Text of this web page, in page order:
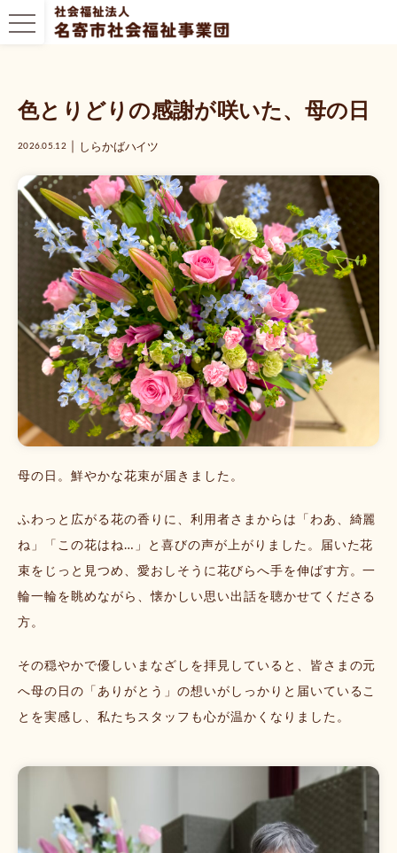
色とりどりの感謝が咲いた、母の日
2026.05.12｜ しらかばハイツ
母の日。鮮やかな花束が届きました。
ふわっと広がる花の香りに、利用者さまからは「わあ、綺麗
ね」「この花はね…」と喜びの声が上がりました。届いた花
束をじっと見つめ、愛おしそうに花びらへ手を伸ばす方。一
輪一輪を眺めながら、懐かしい思い出話を聴かせてくださる
方。
その穏やかで優しいまなざしを拝見していると、皆さまの元
へ母の日の「ありがとう」の想いがしっかりと届いているこ
とを実感し、私たちスタッフも心が温かくなりました。